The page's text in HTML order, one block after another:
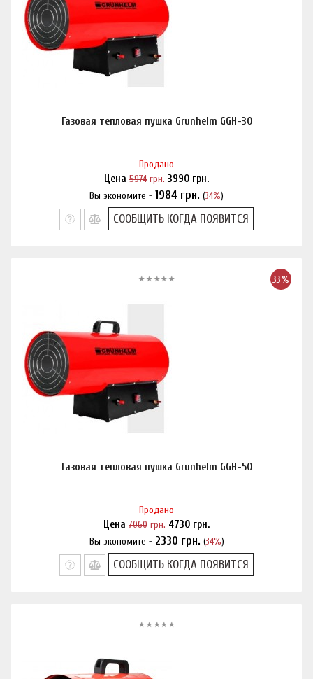
Газовая тепловая пушка Grunhelm GGH-30
Продано
Цена 5974 грн. 3990 грн.
Вы экономите - 1984 грн. (34%)
Нашли дешевле?
СООБЩИТЬ КОГДА ПОЯВИТСЯ
33%
Газовая тепловая пушка Grunhelm GGH-50
Продано
Цена 7060 грн. 4730 грн.
Вы экономите - 2330 грн. (34%)
Нашли дешевле?
СООБЩИТЬ КОГДА ПОЯВИТСЯ